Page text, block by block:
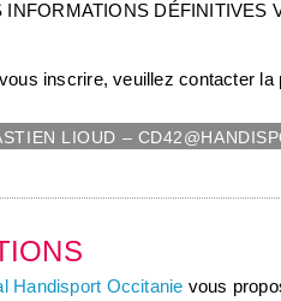
INFORMATIONS DÉFINITIVES
inscrire, veuillez contacter
LIOUD –
Handisport Occitanie vous